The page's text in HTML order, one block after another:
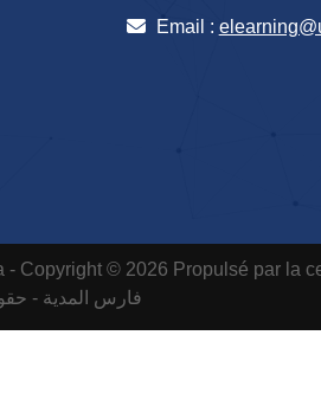
Email :
- Copyright © 2026 Propulsé par la
فارس المدية - حقوق النشر © 2026 مدعوم